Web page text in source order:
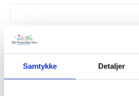
Samtykke Detaljer
2-3 venner